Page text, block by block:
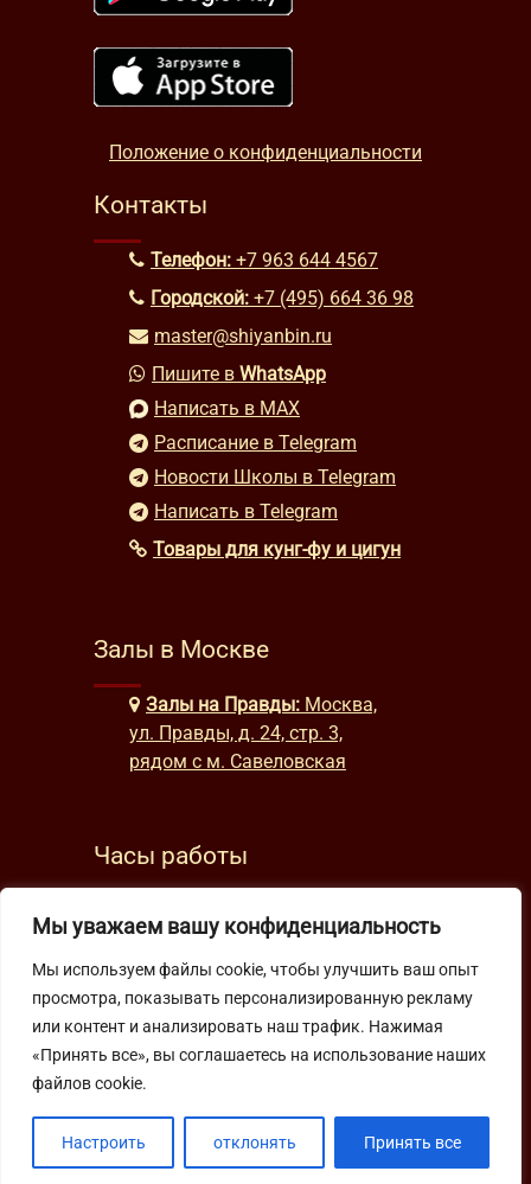
Мы уважаем вашу конфиденциальность
Мы используем файлы cookie, чтобы улучшить ваш опыт
просмотра, показывать персонализированную рекламу
или контент и анализировать наш трафик. Нажимая
«Принять все», вы соглашаетесь на использование наших
файлов cookie.
Настроить отклонять Принять все
Положение о конфиденциальности
Контакты
Телефон: +7 963 644 4567
Городской: +7 (495) 664 36 98
master@shiyanbin.ru
Пишите в WhatsApp
Написать в MAX
Расписание в Telegram
Новости Школы в Telegram
Написать в Telegram
Товары для кунг-фу и цигун
Залы в Москве
Залы на Правды: Москва,
ул. Правды, д. 24, стр. 3,
рядом с м. Савеловская
Часы работы
выходные: с 10:00 до 19:30
Подпишитесь на нашу рассылку